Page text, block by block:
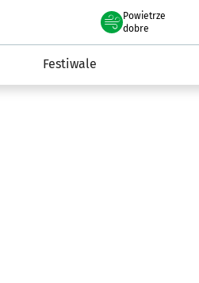
Powietrze
we Wrocławiu
dobre
Festiwale